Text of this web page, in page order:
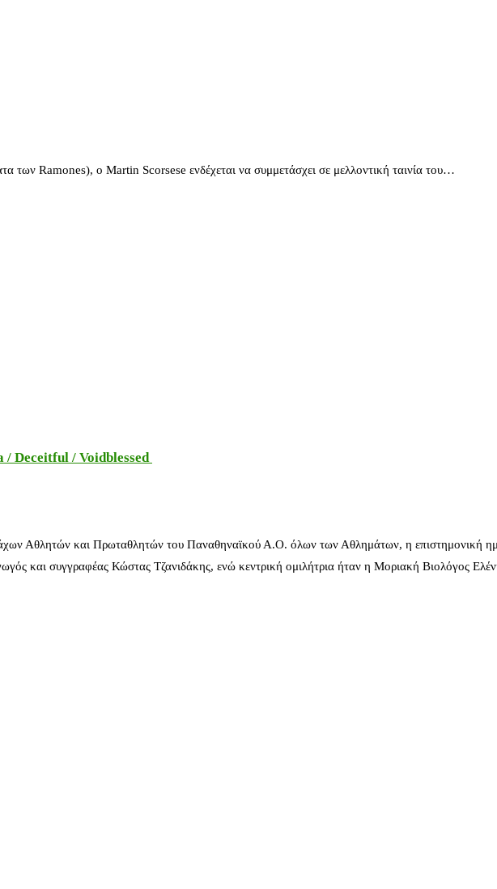
των Ramones), ο Martin Scorsese ενδέχεται να συμμετάσχει σε μελλοντική ταινία του…
/ Deceitful / Voidblessed
Αθλητών και Πρωταθλητών του Παναθηναϊκού Α.Ο. όλων των Αθλημάτων, η επιστημονική
και συγγραφέας Κώστας Τζανιδάκης, ενώ κεντρική ομιλήτρια ήταν η Μοριακή Βιολόγος